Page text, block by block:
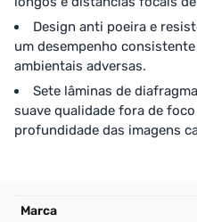
Design anti poeira e
um desempenho
ambientais adversas.
Sete lâminas de
suave qualidade fora de
profundidade das imagens
Marca